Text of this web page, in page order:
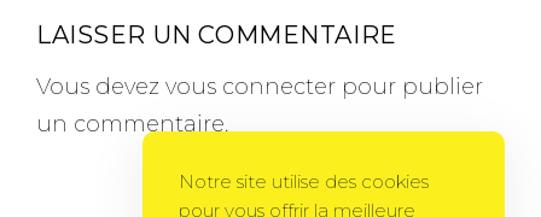
LAISSER UN COMMENTAIRE
Vous devez vous connecter pour publier
un commentaire.
Notre site utilise des cookies
pour vous offrir la meilleure